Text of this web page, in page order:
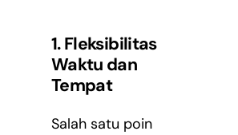
1. Fleksibilitas
Waktu dan
Tempat
Salah satu poin